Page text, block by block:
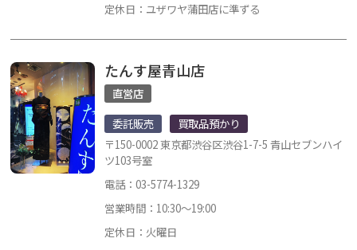
定休日：ユザワヤ蒲田店に準ずる
たんす屋青山店
直営店
委託販売
買取品預かり
〒150-0002 東京都渋谷区渋谷1-7-5 青山セブンハイ
ツ103号室
電話：03-5774-1329
営業時間：10:30～19:00
定休日：火曜日